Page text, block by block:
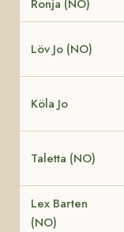
Ronja (NO)
Löv Jo (NO)
Köla Jo
Taletta (NO)
Lex Barten
(NO)